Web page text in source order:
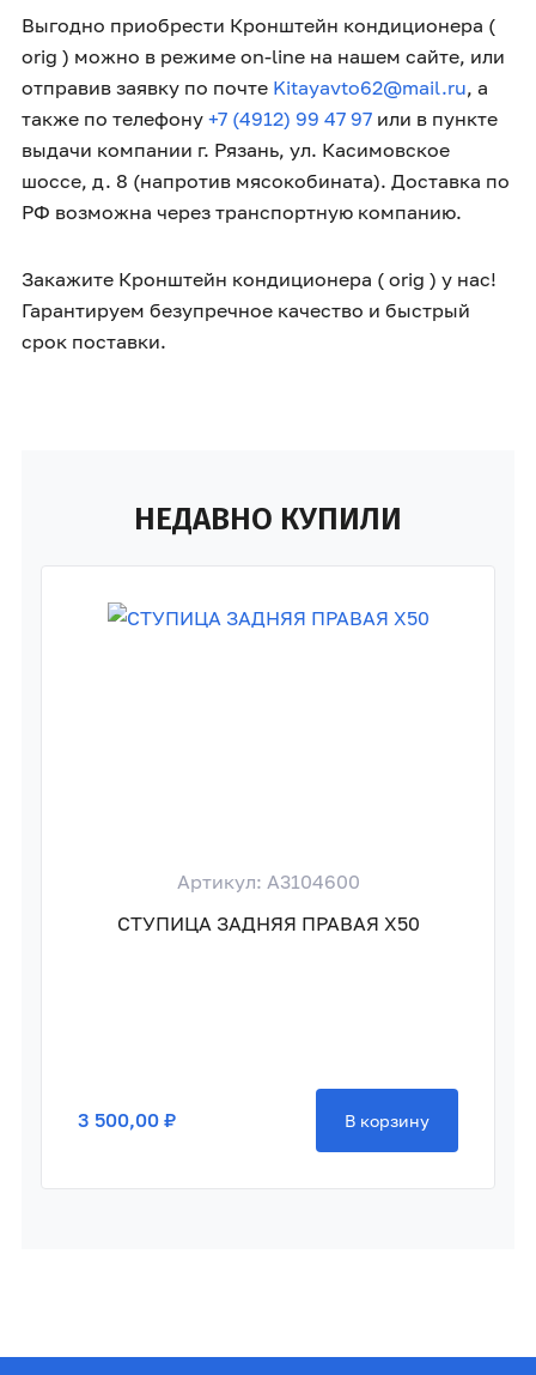
Выгодно приобрести Кронштейн кондиционера (
orig ) можно в режиме on-line на нашем сайте, или
отправив заявку по почте Kitayavto62@mail.ru, а
также по телефону +7 (4912) 99 47 97 или в пункте
выдачи компании г. Рязань, ул. Касимовское
шоссе, д. 8 (напротив мясокобината). Доставка по
РФ возможна через транспортную компанию.
Закажите Кронштейн кондиционера ( orig ) у нас!
Гарантируем безупречное качество и быстрый
срок поставки.
НЕДАВНО КУПИЛИ
Артикул: A3104600
СТУПИЦА ЗАДНЯЯ ПРАВАЯ X50
3 500,00 ₽ В корзину